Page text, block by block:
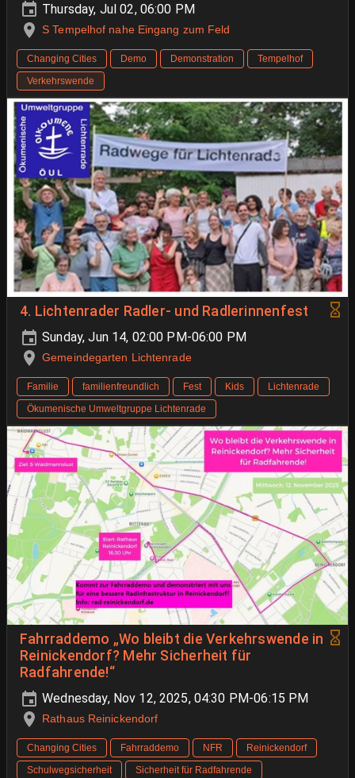
Thursday, Jul 02, 06:00 PM
S Tempelhof nahe Eingang zum Feld
Changing Cities Demo Demonstration
Tempelhof
Verkehrswende
4. Lichtenrader Radler- und Radlerinnenfest
Sunday, Jun 14, 02:00 PM-06:00 PM
Gemeindegarten Lichtenrade
Familie familienfreundlich Fest Kids
Lichtenrade
Ökumenische Umweltgruppe Lichtenrade
Fahrraddemo „Wo bleibt die Verkehrswende in
Reinickendorf? Mehr Sicherheit für
Radfahrende!“
Wednesday, Nov 12, 2025, 04:30 PM-06:15 PM
Rathaus Reinickendorf
Changing Cities Fahrraddemo NFR
Reinickendorf
Schulwegsicherheit
Sicherheit für Radfahrende